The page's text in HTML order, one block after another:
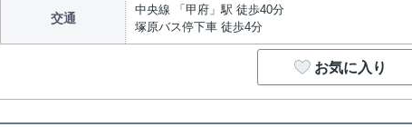
交通
中央線 「甲府」駅 徒歩40分
塚原バス停下車 徒歩4分
お気に入り